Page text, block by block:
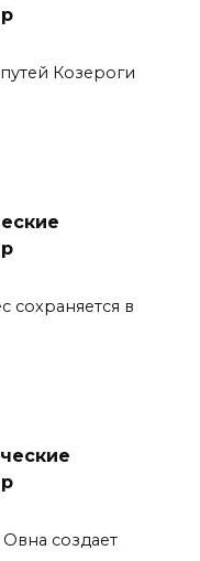
Козероги
сохраняется в
создает